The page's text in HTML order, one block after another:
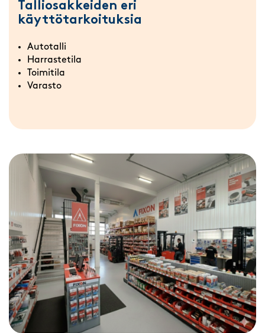
Talliosakkeiden eri
käyttötarkoituksia
Autotalli
Harrastetila
Toimitila
Varasto